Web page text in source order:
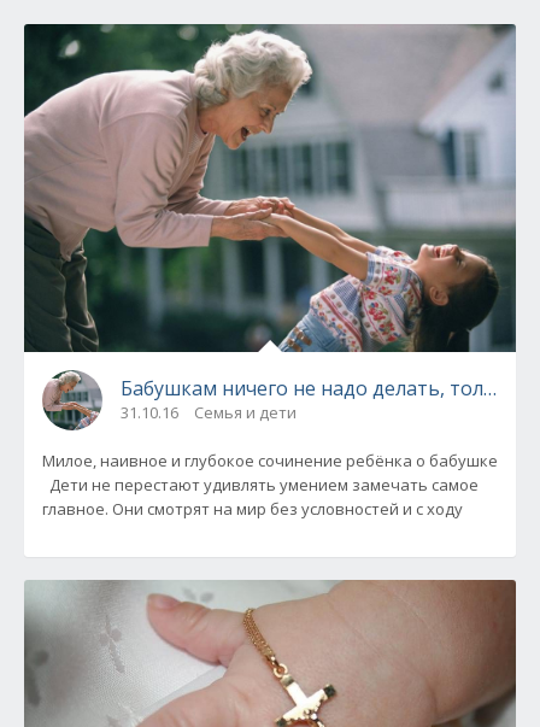
Бабушкам ничего не надо делать, только
31.10.16 Семья и дети
Милое, наивное и глубокое сочинение ребёнка о бабушке
Дети не перестают удивлять умением замечать самое
главное. Они смотрят на мир без условностей и с ходу